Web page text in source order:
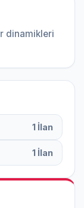
dinamikleri
1 İlan
1 İlan